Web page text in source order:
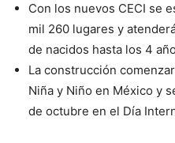
Con los nuevos CECI se
mil 260 lugares y
de nacidos hasta los 4
La construcción
Niña y Niño en México y
de octubre en el Día